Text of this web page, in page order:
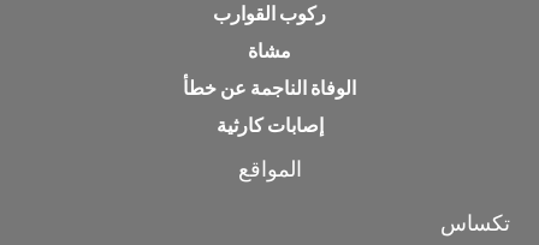
ركوب القوارب
مشاة
الوفاة الناجمة عن خطأ
إصابات كارثية
المواقع
تكساس